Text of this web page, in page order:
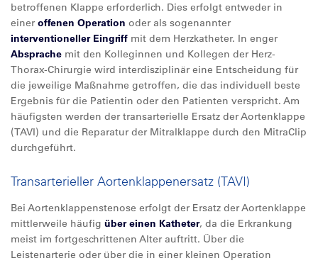
betroffenen Klappe erforderlich. Dies erfolgt entweder in
eineroffenen Operation oder als sogenannter
interventioneller Eingriff mit dem Herzkatheter. In enger
Absprache mit den Kolleginnen und Kollegen der Herz-
Thorax-Chirurgie wird interdisziplinär eine Entscheidung für
die jeweilige Maßnahme getroffen, die das individuell beste
Ergebnis für die Patientin oder den Patienten verspricht. Am
häufigsten werden der transarterielle Ersatz der Aortenklappe
(TAVI) und die Reparatur der Mitralklappe durch den MitraClip
durchgeführt.
Transarterieller Aortenklappenersatz (TAVI)
Bei Aortenklappenstenose erfolgt der Ersatz der Aortenklappe
mittlerweile häufig über einen Katheter, da die Erkrankung
meist im fortgeschrittenen Alter auftritt. Über die
Leistenarterie oder über die in einer kleinen Operation